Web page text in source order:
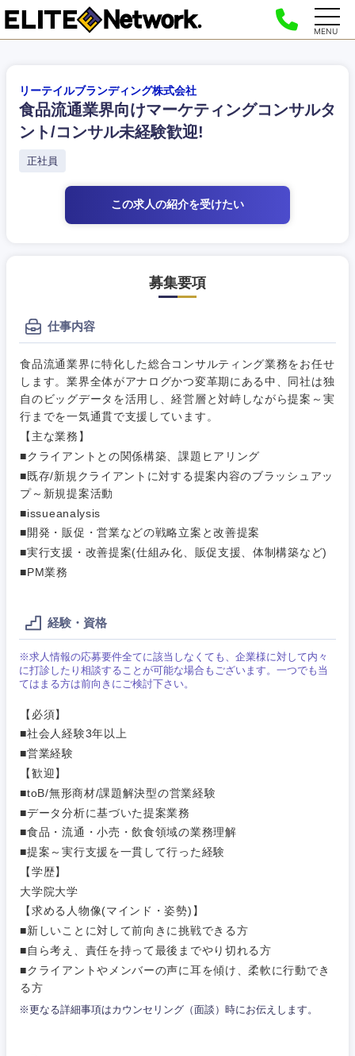
MENU
リーテイルブランディング株式会社
食品流通業界向けマーケティングコンサルタ
ント/コンサル未経験歓迎!
正社員
この求人の紹介を受けたい
募集要項
仕事内容
食品流通業界に特化した総合コンサルティング業務をお任せ
します。業界全体がアナログかつ変革期にある中、同社は独
自のビッグデータを活用し、経営層と対峙しながら提案～実
行までを一気通貫で支援しています。
【主な業務】
■クライアントとの関係構築、課題ヒアリング
■既存/新規クライアントに対する提案内容のブラッシュアッ
プ～新規提案活動
■issueanalysis
■開発・販促・営業などの戦略立案と改善提案
■実行支援・改善提案(仕組み化、販促支援、体制構築など)
■PM業務
経験・資格
※求人情報の応募要件全てに該当しなくても、企業様に対して内々
に打診したり相談することが可能な場合もございます。一つでも当
てはまる方は前向きにご検討下さい。
【必須】
■社会人経験3年以上
■営業経験
【歓迎】
■toB/無形商材/課題解決型の営業経験
■データ分析に基づいた提案業務
■食品・流通・小売・飲食領域の業務理解
■提案～実行支援を一貫して行った経験
【学歴】
大学院大学
【求める人物像(マインド・姿勢)】
■新しいことに対して前向きに挑戦できる方
■自ら考え、責任を持って最後までやり切れる方
■クライアントやメンバーの声に耳を傾け、柔軟に行動でき
る方
※更なる詳細事項はカウンセリング（面談）時にお伝えします。
ご希望の職種を選択してください
経営企
画・事業
ド
管理
SCM
マーケテ
ィング
営業
サービス
クリエイ
ティブ
コンサル
タント
新規事業企画・立上げ
その他企画業務
ご希望の職種を選択してください
経営企画・事業企画
経営ボード
管理
人事
マーケティング
営業
サービス
クリエイティブ
コンサルタント
専門職
技術職（IT）、Webサービス・制作、ゲーム
技術職（モノづくり）
金融専門職
ご希望の業界を選択してください
商社・卸
エネルギー・資源・環境
電気・電子・半導体
素材・化学・金属
食品・化粧品・アパレル・消費財
金融
倉庫・運輸・物流
小売・通販・外食
ご希望の勤務地を選択してください
北海道・東北地方
北海道 青森県
宮城県
福島県
ご希望条件を入力ください
希望年収
推奨年齢
20代 30代
フリーワード
こだわり条件を入力ください
急募 第二新卒
上場企業
スタートアップ企
業
外資系企業
転勤なし 海外勤務あり
年間休日120日以